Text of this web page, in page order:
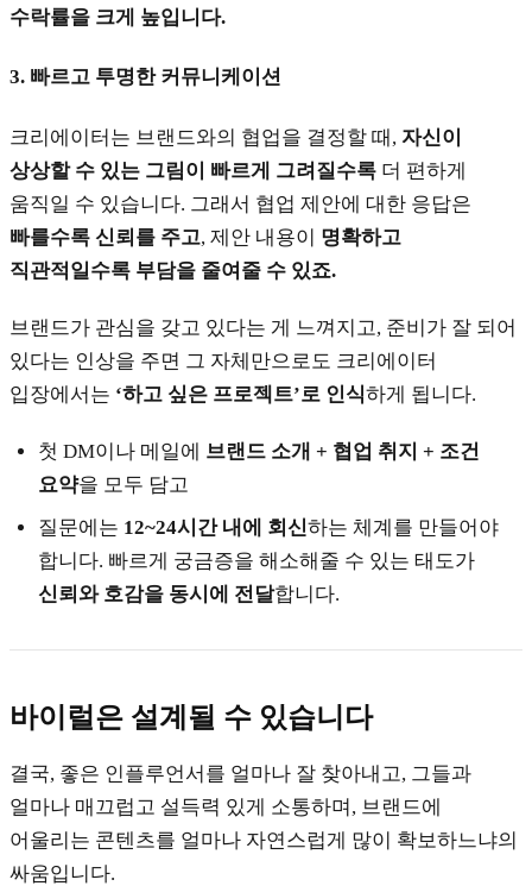
수락률을 크게 높입니다.
3. 빠르고 투명한 커뮤니케이션
크리에이터는 브랜드와의 협업을 결정할 때, 자신이
상상할 수 있는 그림이 빠르게 그려질수록 더 편하게
움직일 수 있습니다. 그래서 협업 제안에 대한 응답은
빠를수록 신뢰를 주고, 제안 내용이 명확하고
직관적일수록 부담을 줄여줄 수 있죠.
브랜드가 관심을 갖고 있다는 게 느껴지고, 준비가 잘 되어
있다는 인상을 주면 그 자체만으로도 크리에이터
입장에서는 ‘하고 싶은 프로젝트’로 인식하게 됩니다.
첫 DM이나 메일에 브랜드 소개 + 협업 취지 + 조건
요약을 모두 담고
질문에는 12~24시간 내에 회신하는 체계를 만들어야
합니다. 빠르게 궁금증을 해소해줄 수 있는 태도가
신뢰와 호감을 동시에 전달합니다.
바이럴은 설계될 수 있습니다
결국, 좋은 인플루언서를 얼마나 잘 찾아내고, 그들과
얼마나 매끄럽고 설득력 있게 소통하며, 브랜드에
어울리는 콘텐츠를 얼마나 자연스럽게 많이 확보하느냐의
싸움입니다.